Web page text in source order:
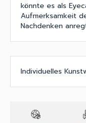
könnte es als
Aufmerksamkeit
Nachdenken
Individuelles